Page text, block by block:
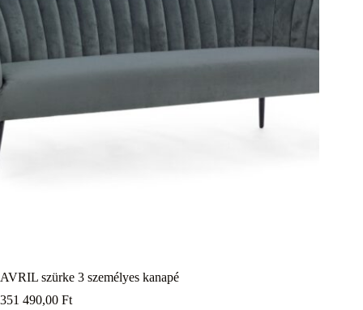
AVRIL szürke 3 személyes kanapé
351 490,00 Ft